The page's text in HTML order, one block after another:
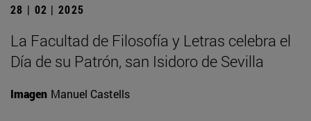
28 | 02 | 2025
La Facultad de Filosofía y Letras celebra el
Día de su Patrón, san Isidoro de Sevilla
Imagen Manuel Castells